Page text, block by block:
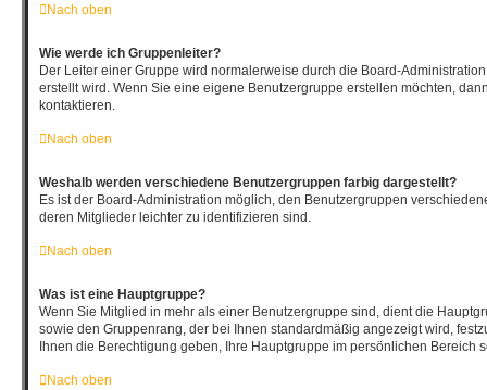
Nach oben
Wie werde ich Gruppenleiter?
Der Leiter einer Gruppe wird normalerweise durch die Board-
erstellt wird. Wenn Sie eine eigene Benutzergruppe erstellen möchten,
kontaktieren.
Nach oben
Weshalb werden verschiedene Benutzergruppen farbig dargestellt?
Es ist der Board-Administration möglich, den Benutzergruppen
deren Mitglieder leichter zu identifizieren sind.
Nach oben
Was ist eine Hauptgruppe?
Wenn Sie Mitglied in mehr als einer Benutzergruppe sind, dient die
sowie den Gruppenrang, der bei Ihnen standardmäßig angezeigt wird,
Ihnen die Berechtigung geben, Ihre Hauptgruppe im persönlichen Bereich
Nach oben